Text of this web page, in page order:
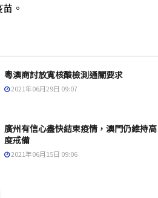
。
粵澳商討放寬核酸檢測通關要求
2021年06月29日 09:07
廣州有信心盡快結束疫情，澳門仍維持高
度戒備
2021年06月15日 09:06